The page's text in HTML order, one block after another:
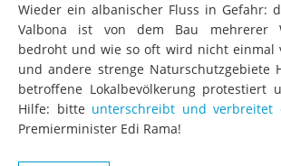
Wieder ein albanischer Fluss in Gefahr:
Valbona ist von dem Bau mehrerer
bedroht und wie so oft wird nicht einmal
und andere strenge Naturschutzgebiete
betroffene Lokalbevölkerung protestiert
Hilfe: bitte unterschreibt und verbreitet
Premierminister Edi Rama!